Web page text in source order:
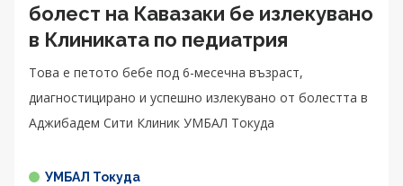
болест на Кавазаки бе излекувано
в Клиниката по педиатрия
Tова е петото бебе под 6-месечна възраст,
диагностицирано и успешно излекувано от болестта в
Аджибадем Сити Клиник УМБАЛ Токуда
УМБАЛ Токуда